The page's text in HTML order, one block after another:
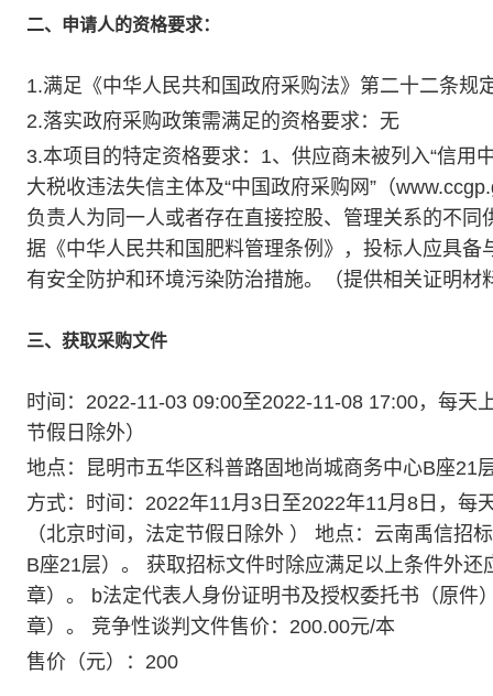
二、申请人的资格要求：
1.满足《中华人民共和国政府采购法》第二十二条规
2.落实政府采购政策需满足的资格要求：无
3.本项目的特定资格要求：1、供应商未被列入“信用
大税收违法失信主体及“中国政府采购网”（
负责人为同一人或者存在直接控股、管理关系的不
据《中华人民共和国肥料管理条例》，投标人应具
有安全防护和环境污染防治措施。（提供相关证明材
三、获取采购文件
时间：2022-11-03 09:00至2022-11-08 17:00，每天
节假日除外）
地点：昆明市五华区科普路固地尚城商务中心B座21
方式：时间：2022年11月3日至2022年11月8日，每
（北京时间，法定节假日除外 ） 地点：云南禹信
B座21层）。 获取招标文件时除应满足以上条件外
章）。 b法定代表人身份证明书及授权委托书（原
章）。 竞争性谈判文件售价：200.00元/本
售价（元）：200